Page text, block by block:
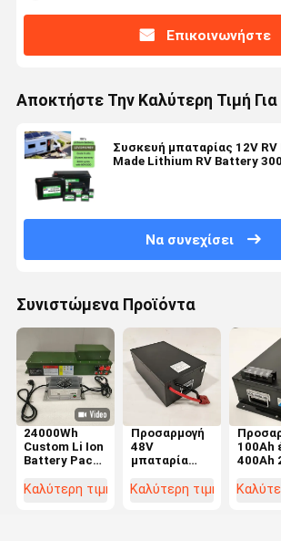
Επικοινωνήστε
Αποκτήστε Την Καλύτερη Τιμή Για
Συσκευή μπαταρίας 12V RV
Made Lithium RV Battery
Να συνεχίσει
Συνιστώμενα Προϊόντα
24000Wh
Custom Li Ion
Battery Pack
μπαταρία
Καλύτερη τιμή
Προσαρμογή
48V
μπαταρία
μοτοσυκλέτα
Καλύτερη τιμή
100Ah
400Ah
λιθίου